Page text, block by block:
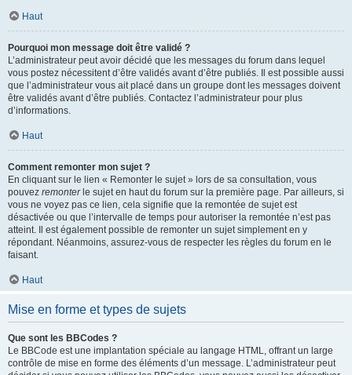
Haut
Pourquoi mon message doit être validé ?
L’administrateur peut avoir décidé que les messages du forum dans lequel
vous postez nécessitent d’être validés avant d’être publiés. Il est possible aussi
que l’administrateur vous ait placé dans un groupe dont les messages doivent
être validés avant d’être publiés. Contactez l’administrateur pour plus
d’informations.
Haut
Comment remonter mon sujet ?
En cliquant sur le lien « Remonter le sujet » lors de sa consultation, vous
pouvez remonterle sujet en haut du forum sur la première page. Par ailleurs, si
vous ne voyez pas ce lien, cela signifie que la remontée de sujet est
désactivée ou que l’intervalle de temps pour autoriser la remontée n’est pas
atteint. Il est également possible de remonter un sujet simplement en y
répondant. Néanmoins, assurez-vous de respecter les règles du forum en le
faisant.
Haut
Mise en forme et types de sujets
Que sont les BBCodes ?
Le BBCode est une implantation spéciale au langage HTML, offrant un large
contrôle de mise en forme des éléments d’un message. L’administrateur peut